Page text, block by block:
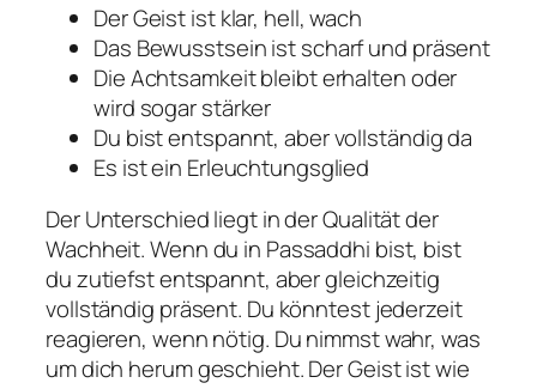
Der Geist ist klar, hell, wach
Das Bewusstsein ist scharf und präsent
Die Achtsamkeit bleibt erhalten oder
wird sogar stärker
Du bist entspannt, aber vollständig da
Es ist ein Erleuchtungsglied
Der Unterschied liegt in der Qualität der
Wachheit. Wenn du in Passaddhi bist, bist
du zutiefst entspannt, aber gleichzeitig
vollständig präsent. Du könntest jederzeit
reagieren, wenn nötig. Du nimmst wahr, was
um dich herum geschieht. Der Geist ist wie